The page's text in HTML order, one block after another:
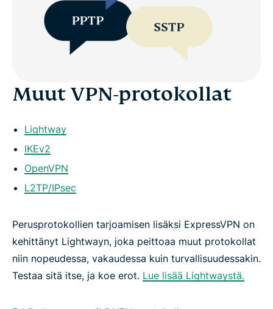
Muut VPN-protokollat
Lightway
IKEv2
OpenVPN
L2TP/IPsec
Perusprotokollien tarjoamisen lisäksi ExpressVPN on
kehittänyt Lightwayn, joka peittoaa muut protokollat
niin nopeudessa, vakaudessa kuin turvallisuudessakin.
Testaa sitä itse, ja koe erot. Lue lisää Lightwaystä.